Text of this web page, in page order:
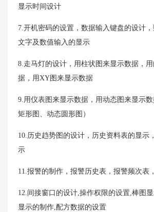
显示时间设计
7.开机密码的设置，数据输入键盘的设计
文字及数值输入的显示
8.走马灯的设计，用柱状图来显示数据，
据，用XY图来显示数据
9.用仪表图来显示数据，用动态图来显示
矩形图、动态圆形图）
10.历史趋势图的设计，历史资料表的显示
示
11.报警的制作，报警历史表，报警频次表
12.间接窗口的设计,操作权限的设置,棒图
显示的制作,配方数据的设置